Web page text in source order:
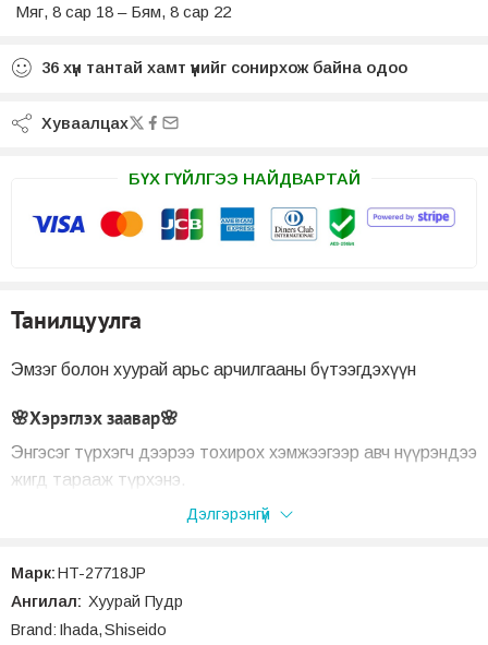
Мяг, 8 сар 18 – Бям, 8 сар 22
36 хүн тантай хамт үүнийг сонирхож байна одоо
Хуваалцах
БҮХ ГҮЙЛГЭЭ НАЙДВАРТАЙ
Танилцуулга
Эмзэг болон хуурай арьс арчилгааны бүтээгдэхүүн
🌸Хэрэглэх заавар🌸
Энгэсэг түрхэгч дээрээ тохирох хэмжээгээр авч нүүрэндээ
жигд тарааж түрхэнэ.
Дэлгэрэнгүй
Марк:HT-27718JP
Ангилал: Хуурай Пудр
Brand: Ihada,Shiseido